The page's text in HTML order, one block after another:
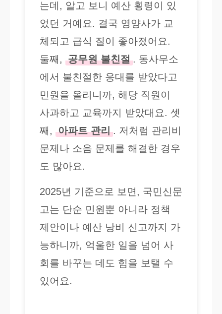
는데, 알고 보니 예산 횡령이 있
었던 거예요. 결국 영양사가 교
체되고 급식 질이 좋아졌어요.
둘째, 공무원 불친절 . 동사무소
에서 불친절한 응대를 받았다고
민원을 올리니까, 해당 직원이
사과하고 교육까지 받았대요. 셋
째, 아파트 관리 . 저처럼 관리비
문제나 소음 문제를 해결한 경우
도 많아요.
2025년 기준으로 보면, 국민신문
고는 단순 민원뿐 아니라 정책
제안이나 예산 낭비 신고까지 가
능하니까, 억울한 일을 넘어 사
회를 바꾸는 데도 힘을 보탤 수
있어요.